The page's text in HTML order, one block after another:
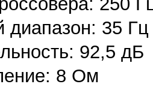
диапазон: 35
92,5 дБ
8 Ом